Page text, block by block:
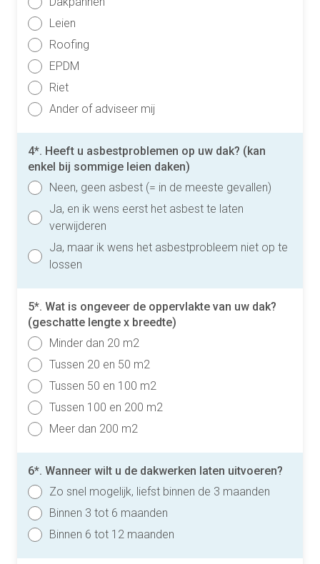
Leien
Roofing
EPDM
Riet
Ander of adviseer mij
4*. Heeft u asbestproblemen op uw dak? (kan
enkel bij sommige leien daken)
Neen, geen asbest (= in de meeste gevallen)
Ja, en ik wens eerst het asbest te laten
verwijderen
Ja, maar ik wens het asbestprobleem niet op te
lossen
5*. Wat is ongeveer de oppervlakte van uw dak?
(geschatte lengte x breedte)
Minder dan 20 m2
Tussen 20 en 50 m2
Tussen 50 en 100 m2
Tussen 100 en 200 m2
Meer dan 200 m2
6*. Wanneer wilt u de dakwerken laten uitvoeren?
Zo snel mogelijk, liefst binnen de 3 maanden
Binnen 3 tot 6 maanden
Binnen 6 tot 12 maanden